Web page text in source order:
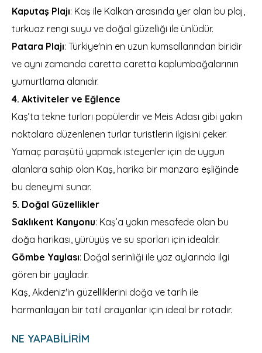
Kaputaş Plajı: Kaş ile Kalkan arasında yer alan bu plaj,
turkuaz rengi suyu ve doğal güzelliği ile ünlüdür.
Patara Plajı: Türkiye'nin en uzun kumsallarından biridir
ve aynı zamanda caretta caretta kaplumbağalarının
yumurtlama alanıdır.
4. Aktiviteler ve Eğlence
Kaş’ta tekne turları popülerdir ve Meis Adası gibi yakın
noktalara düzenlenen turlar turistlerin ilgisini çeker.
Yamaç paraşütü yapmak isteyenler için de uygun
alanlara sahip olan Kaş, harika bir manzara eşliğinde
bu deneyimi sunar.
5. Doğal Güzellikler
Saklıkent Kanyonu: Kaş’a yakın mesafede olan bu
doğa harikası, yürüyüş ve su sporları için idealdir.
Gömbe Yaylası: Doğal serinliği ile yaz aylarında ilgi
gören bir yayladır.
Kaş, Akdeniz'in güzelliklerini doğa ve tarih ile
harmanlayan bir tatil arayanlar için ideal bir rotadır.
NE YAPABILIRIM